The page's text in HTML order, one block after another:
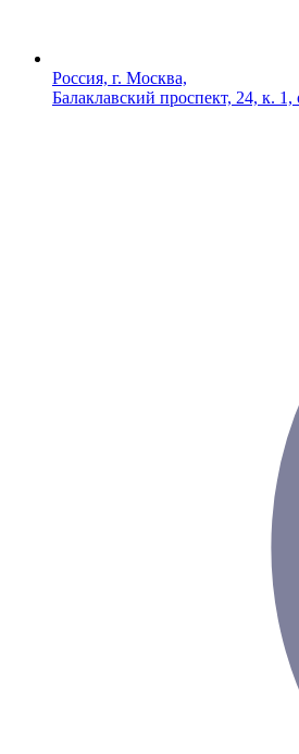
Россия, г. Москва,
Балаклавский проспект, 24, к. 1,